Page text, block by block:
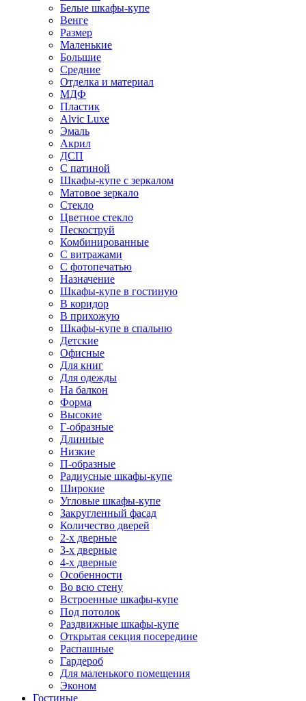
Белые шкафы-купе
Венге
Размер
Маленькие
Большие
Средние
Отделка и материал
МДФ
Пластик
Alvic Luxe
Эмаль
Акрил
ДСП
С патиной
Шкафы-купе с зеркалом
Матовое зеркало
Стекло
Цветное стекло
Пескоструй
Комбинированные
С витражами
С фотопечатью
Назначение
Шкафы-купе в гостиную
В коридор
В прихожую
Шкафы-купе в спальню
Детские
Офисные
Для книг
Для одежды
На балкон
Форма
Высокие
Г-образные
Длинные
Низкие
П-образные
Радиусные шкафы-купе
Широкие
Угловые шкафы-купе
Закругленный фасад
Количество дверей
2-х дверные
3-х дверные
4-х дверные
Особенности
Во всю стену
Встроенные шкафы-купе
Под потолок
Раздвижные шкафы-купе
Открытая секция посередине
Распашные
Гардероб
Для маленького помещения
Эконом
Гостиные